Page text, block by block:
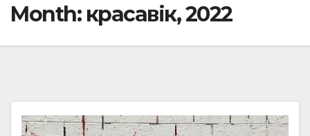
Month: красавік, 2022